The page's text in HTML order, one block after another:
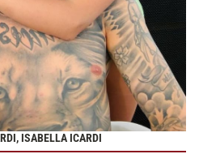
ISABELLA ICARDI